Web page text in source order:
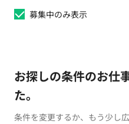
募集中のみ表示
お探しの条件のお仕
た。
条件を変更するか、もう少し